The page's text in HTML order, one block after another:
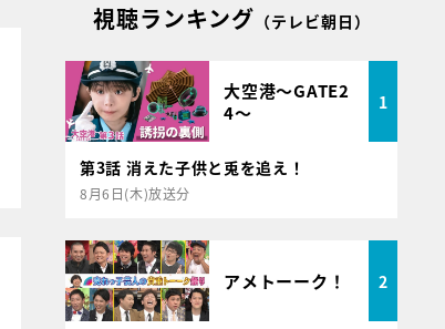
視聴ランキング （テレビ朝日）
大空港～GATE2
4～
1
第3話 消えた子供と兎を追え！
8月6日(木)放送分
アメトーーク！ 2